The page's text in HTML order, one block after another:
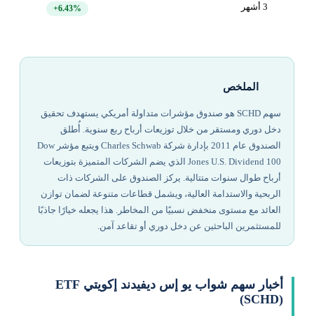
3 أشهر +6.43%
الملخص
سهم SCHD هو صندوق مؤشرات متداولة أمريكي يستهدف تحقيق
دخل دوري ومستقر من خلال توزيعات أرباح ربع سنوية. أُطلق
الصندوق عام 2011 بإدارة شركة Charles Schwab ويتبع مؤشر Dow
Jones U.S. Dividend 100 الذي يضم الشركات المتميزة بتوزيعات
أرباح طوال سنوات متتالية. يركز الصندوق على الشركات ذات
الربحية والاستدامة العالية، ويشمل قطاعات متنوعة لضمان توازن
العائد مع مستوى منخفض نسبيًا من المخاطر. هذا يجعله خيارًا جاذبًا
للمستثمرين الباحثين عن دخل دوري أو تقاعد آمن.
أخبار سهم شواب يو إس ديفيدند إكويتي ETF
(SCHD)